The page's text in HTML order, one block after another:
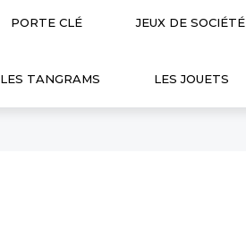
PORTE CLÉ JEUX DE SOCIÉTÉ
LES TANGRAMS LES JOUETS